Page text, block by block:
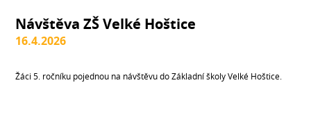
Návštěva ZŠ Velké Hoštice
16.4.2026
Žáci 5. ročníku pojednou na návštěvu do Základní školy Velké Hoštice.